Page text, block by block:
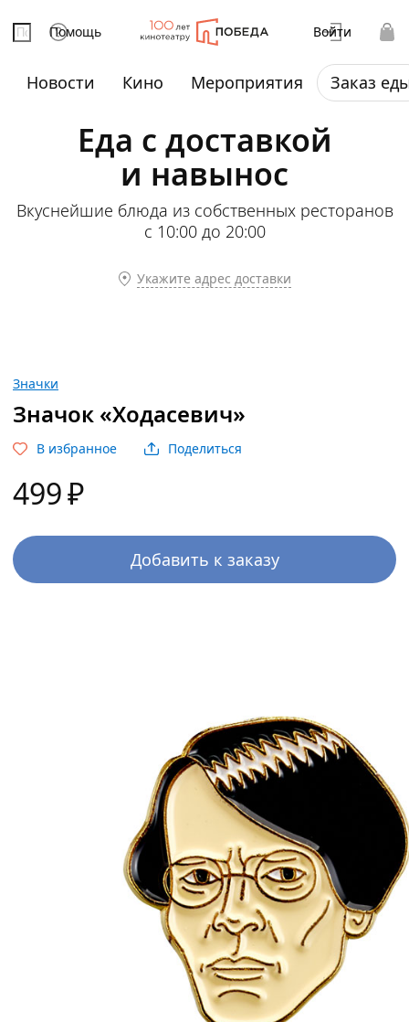
Помощь Войти
Новости Кино Мероприятия Заказ
Еда с доставкой
и навынос
Вкуснейшие блюда из собственных ресторанов
с 10:00 до 20:00
Укажите адрес доставки
Значки
Значок «Ходасевич»
В избранное Поделиться
499₽
Добавить к заказу